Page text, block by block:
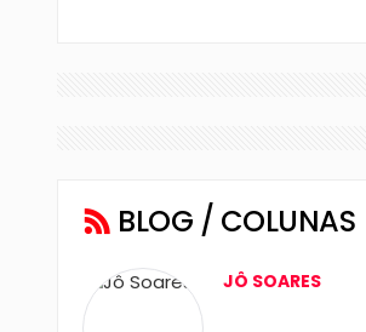
BLOG / COLUNAS
JÔ SOARES